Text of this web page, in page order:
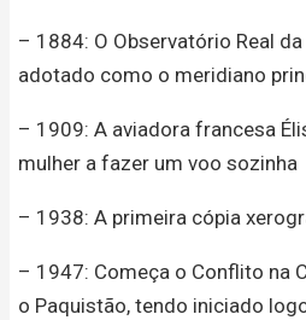
– 1884: O Observatório Real
adotado como o meridiano
– 1909: A aviadora francesa
mulher a fazer um voo sozinha
– 1938: A primeira cópia
– 1947: Começa o Conflito na
o Paquistão, tendo iniciado